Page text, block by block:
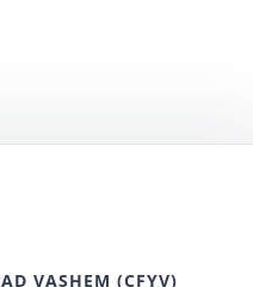
VASHEM (CFYV)